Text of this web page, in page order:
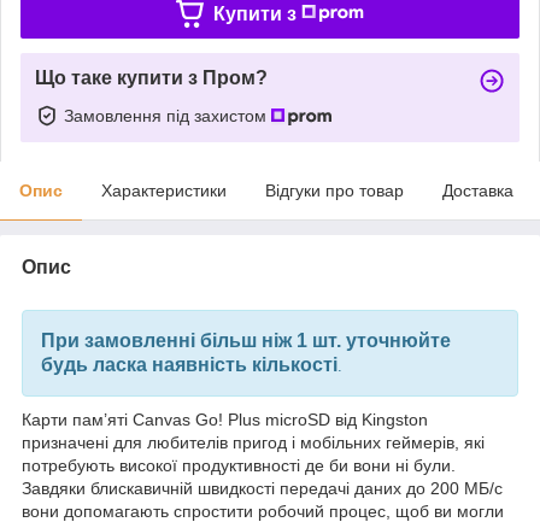
Купити з
Що таке купити з Пром?
Замовлення під захистом
Опис Характеристики Відгуки про товар Доставка
Опис
При замовленні більш ніж 1 шт. уточнюйте
будь ласка наявність кількості
Карти пам’яті Canvas Go! Plus microSD від Kingston
призначені для любителів пригод і мобільних геймерів, які
потребують високої продуктивності де би вони ні були.
Завдяки блискавичній швидкості передачі даних до 200 МБ/с
вони допомагають спростити робочий процес, щоб ви могли